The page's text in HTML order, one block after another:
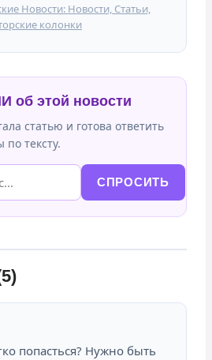
Новости: Новости, Статьи,
колонки
об этой новости
статью и готова ответить
тексту.
СПРОСИТЬ
попасться? Нужно быть